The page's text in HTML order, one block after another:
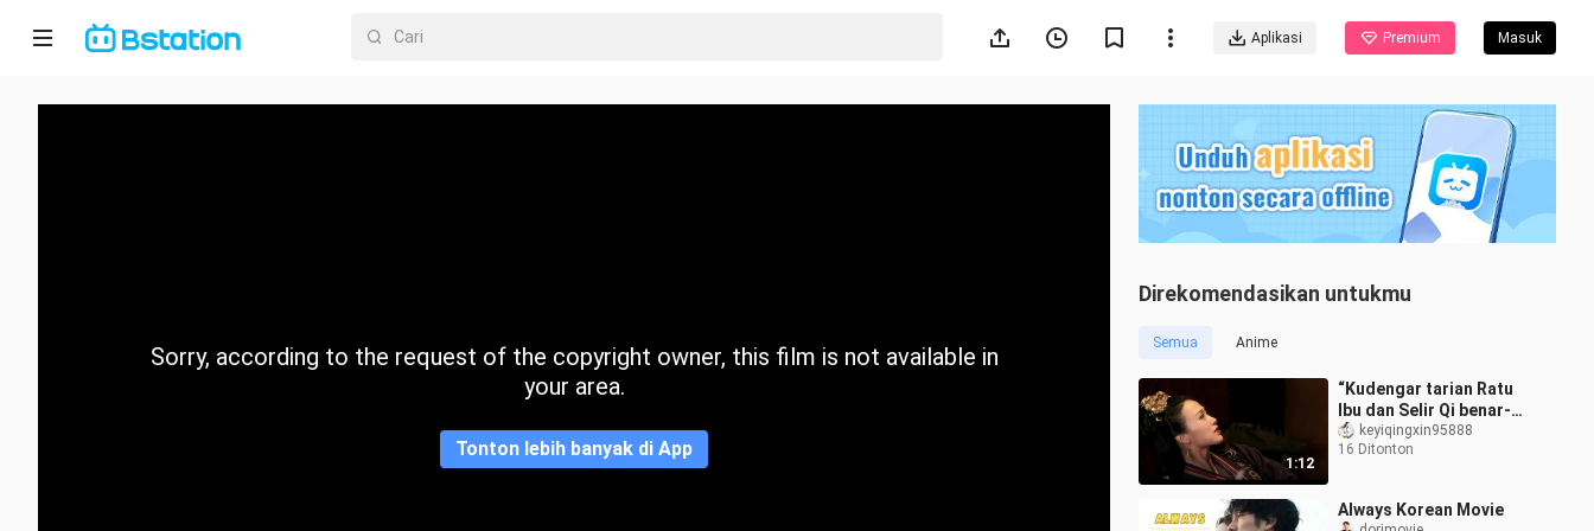
Aplikasi Premium Masuk
Halaman
KategoriSorry, according to the request of the copyright owner, this film is not available in
your area.
Tonton lebih banyak di App
Direkomendasikan untukmu
Semua Anime
1:12
“Kudengar tarian Ratu
Ibu dan Selir Qi benar-
benar tiada duanya di
dunia”
keyiqingxin95888
16 Ditonton
Always Korean Movie